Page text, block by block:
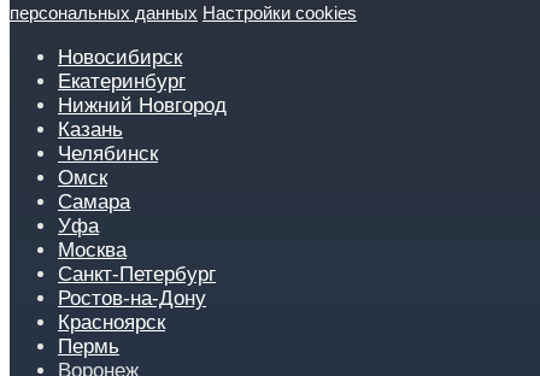
персональных данных Настройки cookies
Новосибирск
Екатеринбург
Нижний Новгород
Казань
Челябинск
Омск
Самара
Уфа
Москва
Санкт-Петербург
Ростов-на-Дону
Красноярск
Пермь
Воронеж